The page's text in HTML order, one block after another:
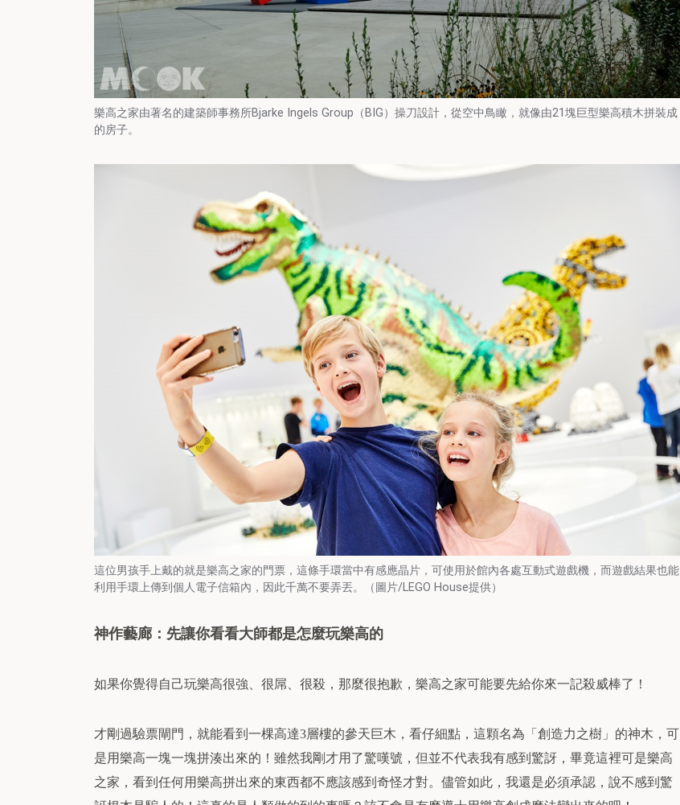
樂高之家由著名的建築師事務所Bjarke Ingels Group（BIG）操刀設計，從空中鳥瞰，就像由21塊巨型樂高積木拼裝成
的房子。
這位男孩手上戴的就是樂高之家的門票，這條手環當中有感應晶片，可使用於館內各處互動式遊戲機，而遊戲結果也能
利用手環上傳到個人電子信箱內，因此千萬不要弄丟。（圖片/LEGO House提供）
神作藝廊：先讓你看看大師都是怎麼玩樂高的
如果你覺得自己玩樂高很強、很屌、很殺，那麼很抱歉，樂高之家可能要先給你來一記殺威棒了！
才剛過驗票閘門，就能看到一棵高達3層樓的參天巨木，看仔細點，這顆名為「創造力之樹」的神木，可
是用樂高一塊一塊拼湊出來的！雖然我剛才用了驚嘆號，但並不代表我有感到驚訝，畢竟這裡可是樂高
之家，看到任何用樂高拼出來的東西都不應該感到奇怪才對。儘管如此，我還是必須承認，說不感到驚